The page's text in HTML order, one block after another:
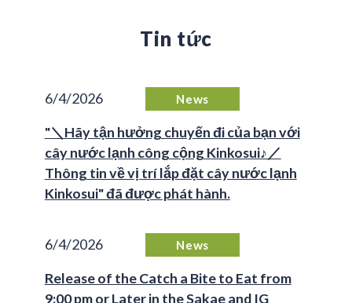
Tin tức
6/4/2026 News
"＼Hãy tận hưởng chuyến đi của bạn với
cây nước lạnh công cộng Kinkosui♪／
Thông tin về vị trí lắp đặt cây nước lạnh
Kinkosui" đã được phát hành.
6/4/2026 News
Release of the Catch a Bite to Eat from
9:00 pm or Later in the Sakae and IG